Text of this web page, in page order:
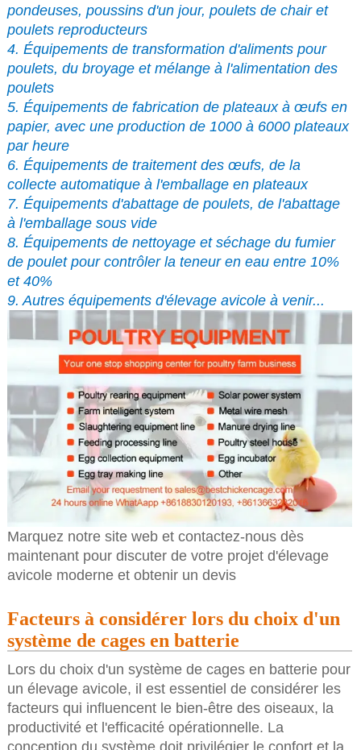
pondeuses, poussins d'un jour, poulets de chair et
poulets reproducteurs
4. Équipements de transformation d'aliments pour
poulets, du broyage et mélange à l'alimentation des
poulets
5. Équipements de fabrication de plateaux à œufs en
papier, avec une production de 1000 à 6000 plateaux
par heure
6. Équipements de traitement des œufs, de la
collecte automatique à l'emballage en plateaux
7. Équipements d'abattage de poulets, de l'abattage
à l'emballage sous vide
8. Équipements de nettoyage et séchage du fumier
de poulet pour contrôler la teneur en eau entre 10%
et 40%
9. Autres équipements d'élevage avicole à venir...
Marquez notre site web et contactez-nous dès
maintenant pour discuter de votre projet d'élevage
avicole moderne et obtenir un devis
Facteurs à considérer lors du choix d'un
système de cages en batterie
Lors du choix d'un système de cages en batterie pour
un élevage avicole, il est essentiel de considérer les
facteurs qui influencent le bien-être des oiseaux, la
productivité et l'efficacité opérationnelle. La